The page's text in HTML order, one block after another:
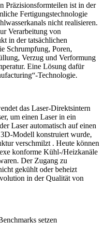
Präzisionsformteilen ist in der
Fertigungstechnologie
nicht realisieren.
Verarbeitung von
in der tatsächlichen
Schrumpfung, Poren,
Verzug und Verformung
Eine Lösung dafür
Technologie.
das Laser-Direktsintern
um einen Laser in ein
Laser automatisch auf einen
Modell konstruiert wurde,
verschmilzt . Heute können
konforme Kühl-/Heizkanäle
Der Zugang zu
gekühlt oder beheizt
in der Qualität von
setzen